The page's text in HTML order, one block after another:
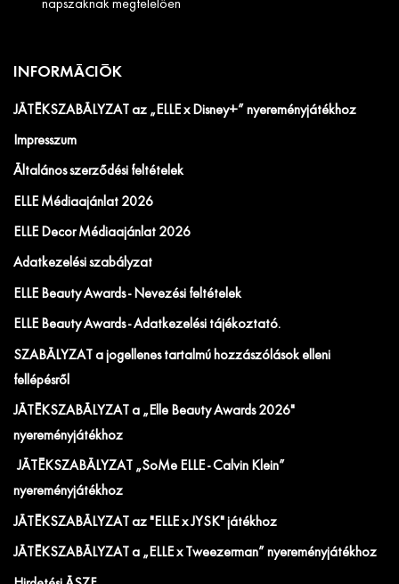
napszaknak megfelelően
INFORMÁCIÓK
JÁTÉKSZABÁLYZAT az „ELLE x Disney+” nyereményjátékhoz
Impresszum
Általános szerződési feltételek
ELLE Médiaajánlat 2026
ELLE Decor Médiaajánlat 2026
Adatkezelési szabályzat
ELLE Beauty Awards - Nevezési feltételek
ELLE Beauty Awards - Adatkezelési tájékoztató.
SZABÁLYZAT a jogellenes tartalmú hozzászólások elleni
fellépésről
JÁTÉKSZABÁLYZAT a „Elle Beauty Awards 2026"
nyereményjátékhoz
JÁTÉKSZABÁLYZAT „SoMe ELLE - Calvin Klein”
nyereményjátékhoz
JÁTÉKSZABÁLYZAT az "ELLE x JYSK" játékhoz
JÁTÉKSZABÁLYZAT a „ELLE x Tweezerman” nyereményjátékhoz